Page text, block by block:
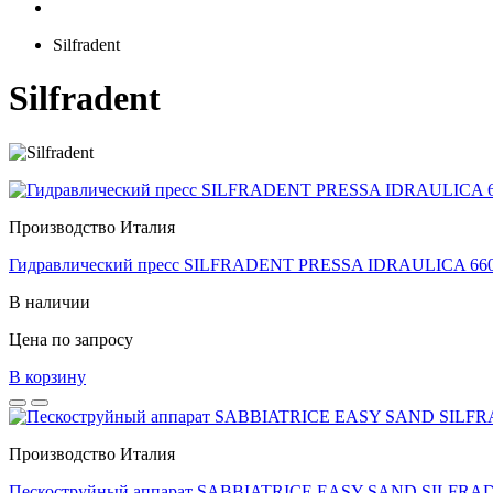
Silfradent
Silfradent
Производство Италия
Гидравлический пресс SILFRADENT PRESSA IDRAULICA
В наличии
Цена по запросу
В корзину
Производство Италия